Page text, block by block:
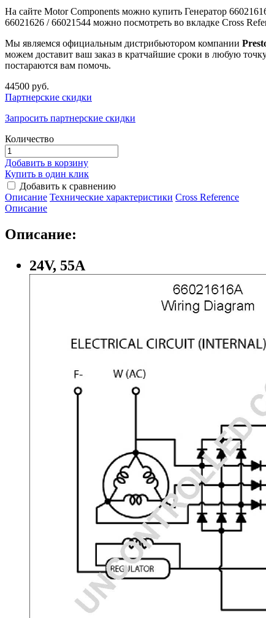
На сайте Motor Components можно купить Генератор
66021626 / 66021544 можно посмотреть во вкладке Cross
Мы являемся официальным дистрибьютором компании
можем доставит ваш заказ в кратчайшие сроки в любую
постараются вам помочь.
44500 руб.
Партнерские скидки
Запросить партнерские скидки
Количество
Добавить в корзину
Купить в один клик
Добавить к сравнению
Описание Технические характеристики Сross Reference
Описание
Описание:
24V, 55А